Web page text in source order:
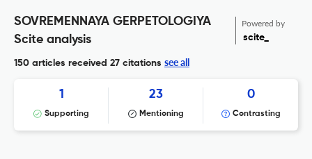
SOVREMENNAYA GERPETOLOGIYA
Scite analysis
Powered by
scite_
150 articles received 27 citations see all
1
Supporting
23
Mentioning
0
Contrasting